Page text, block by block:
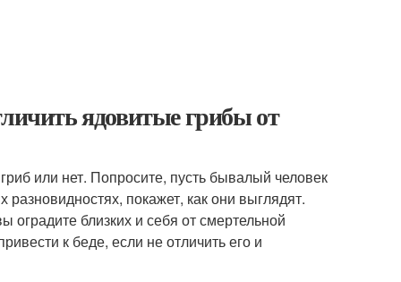
ядовитые грибы от
или нет. Попросите, пусть бывалый человек
покажет, как они выглядят.
оградите близких и себя от смертельной
к беде, если не отличить его и